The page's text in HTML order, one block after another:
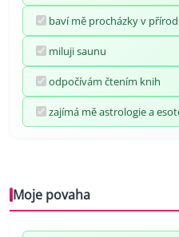
baví mě procházky v
miluji saunu
odpočívám čtením knih
zajímá mě astrologie a
Moje povaha